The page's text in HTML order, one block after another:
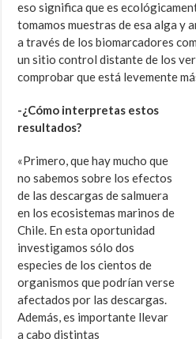
eso significa que es
tomamos muestras de esa alga y
a través de los biomarcadores
un sitio control distante de los
comprobar que está levemente
-¿Cómo interpretas estos
resultados?
«Primero, que hay mucho que
no sabemos sobre los efectos
de las descargas de salmuera
en los ecosistemas marinos de
Chile. En esta oportunidad
investigamos sólo dos
especies de los cientos de
organismos que podrían verse
afectados por las descargas.
Además, es importante llevar
a cabo distintas